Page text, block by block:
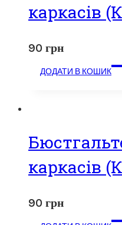
каркасів
90 грн
ДОДАТИ В КОШИК
каркасів
90 грн